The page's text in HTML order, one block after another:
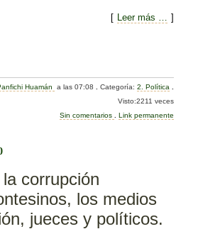
[ Leer más … ]
Huamán a las 07:08 .Categoría:2. Política
Visto:2211 veces
Sin comentarios
Link permanente
corrupción
los medios
jueces y políticos.